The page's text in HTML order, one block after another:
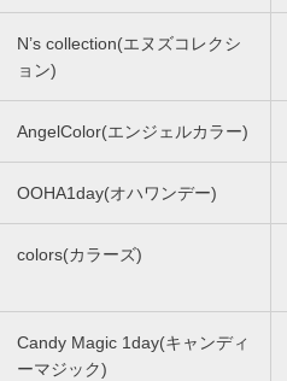
N’s collection(エヌズコレクシ
ョン)
AngelColor(エンジェルカラー)
OOHA1day(オハワンデー)
colors(カラーズ)
Candy Magic 1day(キャンディ
ーマジック)